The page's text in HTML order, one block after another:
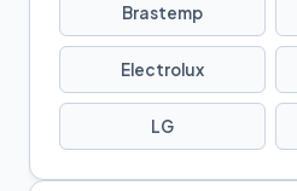
Brastemp
Electrolux
LG